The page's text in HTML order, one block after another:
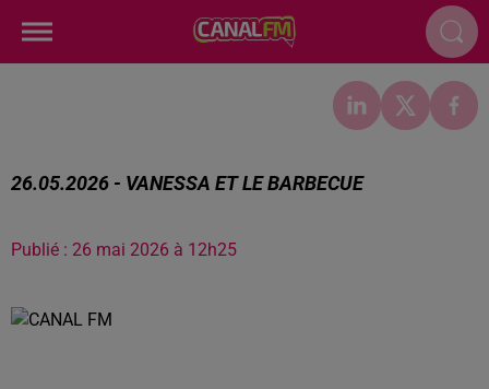
26.05.2026 - VANESSA ET LE BARBECUE
Publié : 26 mai 2026 à 12h25